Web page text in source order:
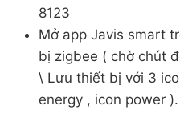
8123
Mở app Javis smart
bị zigbee ( chờ chút
\ Lưu thiết bị với 3
energy , icon power ).